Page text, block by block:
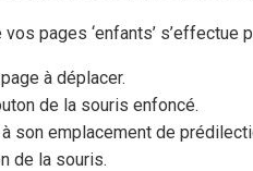
pages ‘enfants’
à déplacer.
de la souris enfoncé.
son emplacement de
de la souris.